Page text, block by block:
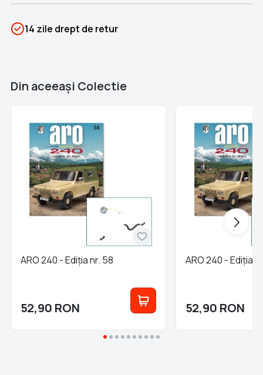
Categorii
Aro 240
14 zile drept de retur
Din aceeaşi Colectie
ARO 240 - Ediția nr. 58
52,90 RON
ARO 240 - Ediția
52,90 RON